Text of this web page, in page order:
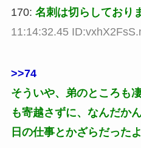
170: 名刺は切らしており
11:14:32.45
>>74
そういや、弟のところも
も寄越さずに、なんだか
日の仕事とかざらだった